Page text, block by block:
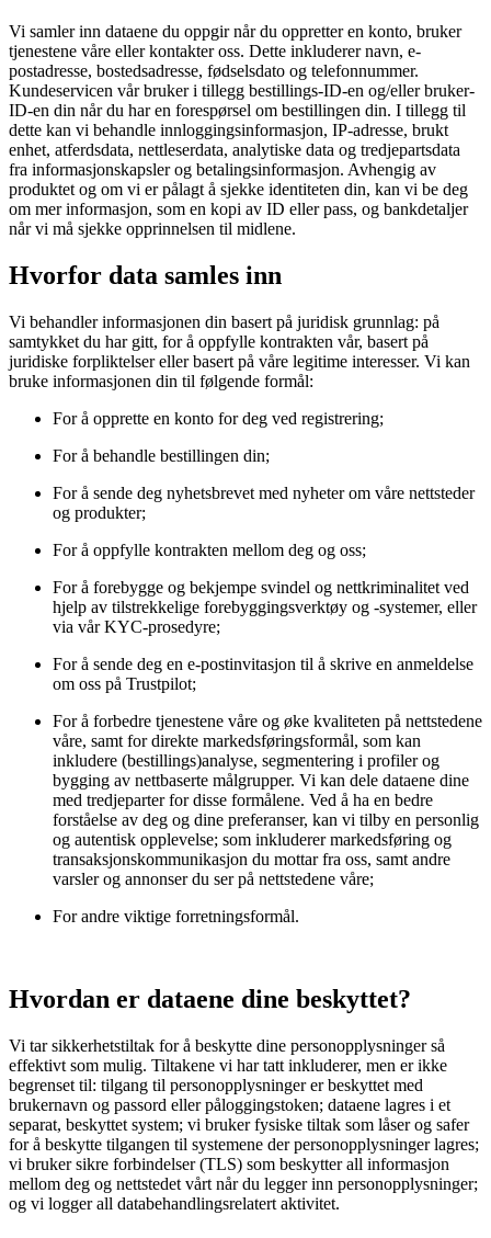
Vi samler inn dataene du oppgir når du oppretter en konto, bruker
tjenestene våre eller kontakter oss. Dette inkluderer navn, e-
postadresse, bostedsadresse, fødselsdato og telefonnummer.
Kundeservicen vår bruker i tillegg bestillings-ID-en og/eller bruker-
ID-en din når du har en forespørsel om bestillingen din. I tillegg til
dette kan vi behandle innloggingsinformasjon, IP-adresse, brukt
enhet, atferdsdata, nettleserdata, analytiske data og tredjepartsdata
fra informasjonskapsler og betalingsinformasjon. Avhengig av
produktet og om vi er pålagt å sjekke identiteten din, kan vi be deg
om mer informasjon, som en kopi av ID eller pass, og bankdetaljer
når vi må sjekke opprinnelsen til midlene.
Hvorfor data samles inn
Vi behandler informasjonen din basert på juridisk grunnlag: på
samtykket du har gitt, for å oppfylle kontrakten vår, basert på
juridiske forpliktelser eller basert på våre legitime interesser. Vi kan
bruke informasjonen din til følgende formål:
For å opprette en konto for deg ved registrering;
For å behandle bestillingen din;
For å sende deg nyhetsbrevet med nyheter om våre nettsteder
og produkter;
For å oppfylle kontrakten mellom deg og oss;
For å forebygge og bekjempe svindel og nettkriminalitet ved
hjelp av tilstrekkelige forebyggingsverktøy og -systemer, eller
via vår KYC-prosedyre;
For å sende deg en e-postinvitasjon til å skrive en anmeldelse
om oss på Trustpilot;
For å forbedre tjenestene våre og øke kvaliteten på nettstedene
våre, samt for direkte markedsføringsformål, som kan
inkludere (bestillings)analyse, segmentering i profiler og
bygging av nettbaserte målgrupper. Vi kan dele dataene dine
med tredjeparter for disse formålene. Ved å ha en bedre
forståelse av deg og dine preferanser, kan vi tilby en personlig
og autentisk opplevelse; som inkluderer markedsføring og
transaksjonskommunikasjon du mottar fra oss, samt andre
varsler og annonser du ser på nettstedene våre;
For andre viktige forretningsformål.
Hvordan er dataene dine beskyttet?
Vi tar sikkerhetstiltak for å beskytte dine personopplysninger så
effektivt som mulig. Tiltakene vi har tatt inkluderer, men er ikke
begrenset til: tilgang til personopplysninger er beskyttet med
brukernavn og passord eller påloggingstoken; dataene lagres i et
separat, beskyttet system; vi bruker fysiske tiltak som låser og safer
for å beskytte tilgangen til systemene der personopplysninger lagres;
vi bruker sikre forbindelser (TLS) som beskytter all informasjon
mellom deg og nettstedet vårt når du legger inn personopplysninger;
og vi logger all databehandlingsrelatert aktivitet.